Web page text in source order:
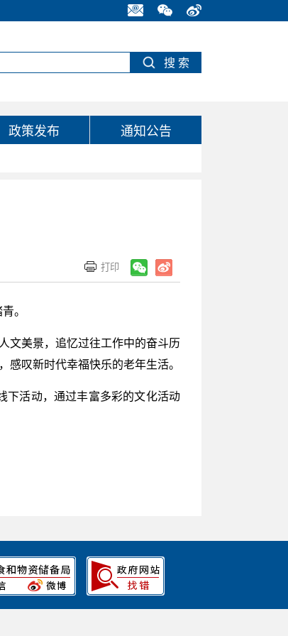
政策发布 通知公告
。
文美景，追忆过往工作中的奋斗历
叹新时代幸福快乐的老年生活。
下活动，通过丰富多彩的文化活动